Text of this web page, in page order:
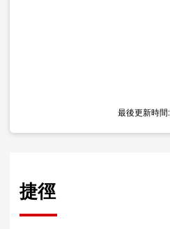
最後更新時間:
捷徑